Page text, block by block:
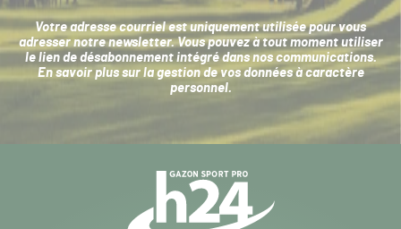
Votre adresse courriel est uniquement utilisée pour vous
adresser notre newsletter. Vous pouvez à tout moment utiliser
le lien de désabonnement intégré dans nos communications.
En savoir plus sur la gestion de vos données à caractère
personnel.